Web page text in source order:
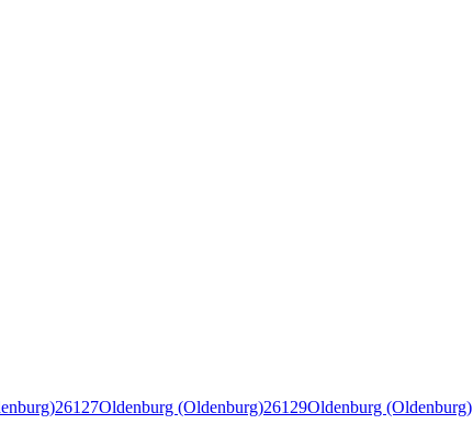
26127Oldenburg (Oldenburg)26129Oldenburg (Oldenburg)